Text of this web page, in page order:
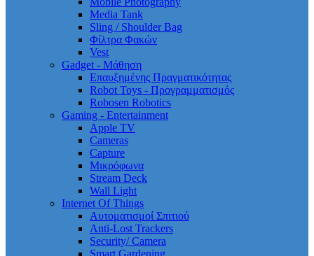
Media Tank
Sling / Shoulder Bag
Φίλτρα Φακών
Vest
Gadget - Μάθηση
Επαυξημένης Πραγματικότητας
Robot Toys - Προγραμματισμός
Robosen Robotics
Gaming - Entertainment
Apple TV
Cameras
Capture
Μικρόφωνα
Stream Deck
Wall Light
Internet Of Things
Αυτοματισμοί Σπιτιού
Anti-Lost Trackers
Security/ Camera
Smart Gardening